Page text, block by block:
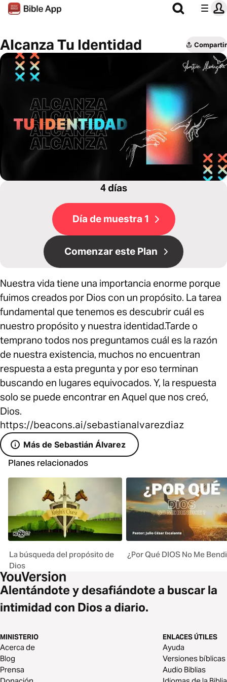
Alcanza Tu Identidad Compartir
4 días
Día de muestra 1
Comenzar este Plan
Nuestra vida tiene una importancia enorme porque
fuimos creados por Dios con un propósito. La tarea
fundamental que tenemos es descubrir cuál es
nuestro propósito y nuestra identidad.Tarde o
temprano todos nos preguntamos cuál es la razón
de nuestra existencia, muchos no encuentran
respuesta a esta pregunta y por eso terminan
buscando en lugares equivocados. Y, la respuesta
solo se puede encontrar en Aquel que nos creó,
Dios.
https://beacons.ai/sebastianalvarezdiaz
Más de Sebastián Álvarez
Planes relacionados
La búsqueda del propósito de
Dios
¿Por Qué DIOS No Me
Alentándote y desafiándote a buscar la
intimidad con Dios a diario.
MINISTERIO
Acerca de
Blog
Prensa
ENLACES ÚTILES
Ayuda
Versiones bíblicas
Audio Biblias